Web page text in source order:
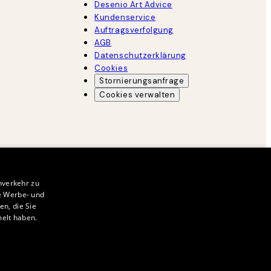
Desenio Art Advice
Kundenservice
Auftragsverfolgung
AGB
Datenschutzerklärung
Cookies
Stornierungsanfrage
Cookies verwalten
zu
Werbe- und
die Sie
haben.